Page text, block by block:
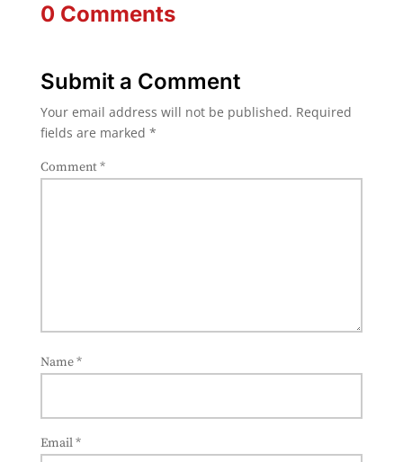
0 Comments
Submit a Comment
Your email address will not be published. Required
fields are marked *
Comment*
Name*
Email*